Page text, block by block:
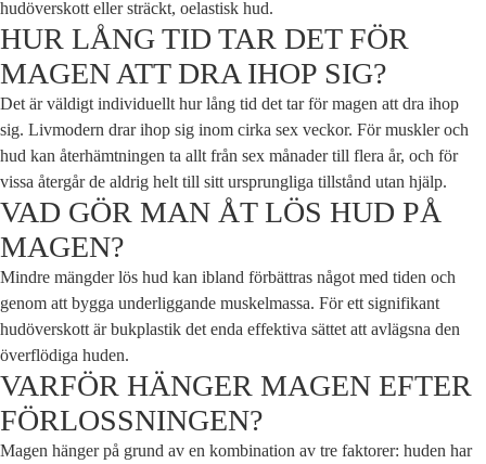
hudöverskott eller sträckt, oelastisk hud.
HUR LÅNG TID TAR DET FÖR
MAGEN ATT DRA IHOP SIG?
Det är väldigt individuellt hur lång tid det tar för magen att dra ihop
sig. Livmodern drar ihop sig inom cirka sex veckor. För muskler och
hud kan återhämtningen ta allt från sex månader till flera år, och för
vissa återgår de aldrig helt till sitt ursprungliga tillstånd utan hjälp.
VAD GÖR MAN ÅT LÖS HUD PÅ
MAGEN?
Mindre mängder lös hud kan ibland förbättras något med tiden och
genom att bygga underliggande muskelmassa. För ett signifikant
hudöverskott är bukplastik det enda effektiva sättet att avlägsna den
överflödiga huden.
VARFÖR HÄNGER MAGEN EFTER
FÖRLOSSNINGEN?
Magen hänger på grund av en kombination av tre faktorer: huden har